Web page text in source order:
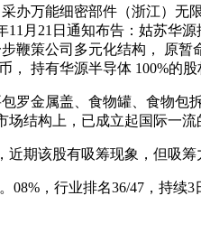
万能细密部件（浙江）无
月21日通知布告：姑苏华
鞭策公司多元化结构， 原
， 持有华源半导体 100%的
金属盖、食物罐、食物包
结构上，已成立起国际一
该股有吸筹现象，但吸筹
，行业排名36/47，持续3